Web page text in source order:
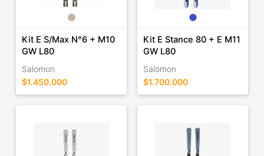
Kit E S/Max N°6 + M10
GW L80
Salomon
$1.450.000
Kit E Stance 80 + E M11
GW L80
Salomon
$1.700.000